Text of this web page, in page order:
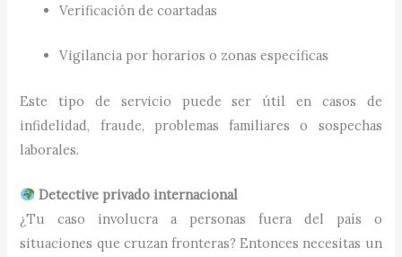
Verificación de coartadas
Vigilancia por horarios o zonas específicas
Este tipo de servicio puede ser útil en casos de
infidelidad, fraude, problemas familiares o sospechas
laborales.
Detective privado internacional
¿Tu caso involucra a personas fuera del país o
situaciones que cruzan fronteras? Entonces necesitas un